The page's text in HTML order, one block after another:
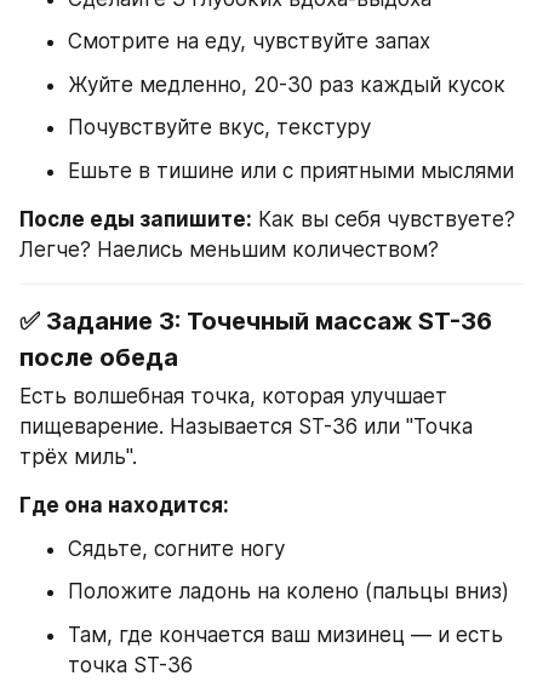
Смотрите на еду, чувствуйте запах
Жуйте медленно, 20-30 раз каждый кусок
Почувствуйте вкус, текстуру
Ешьте в тишине или с приятными мыслями
После еды запишите: Как вы себя чувствуете?
Легче? Наелись меньшим количеством?
✅ Задание 3: Точечный массаж ST-36
после обеда
Есть волшебная точка, которая улучшает
пищеварение. Называется ST-36 или "Точка
трёх миль".
Где она находится:
Сядьте, согните ногу
Положите ладонь на колено (пальцы вниз)
Там, где кончается ваш мизинец — и есть
точка ST-36